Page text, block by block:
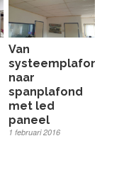
Van
systeemplafond
naar
spanplafond
met led
paneel
1 februari 2016